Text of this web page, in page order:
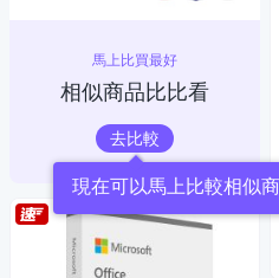
馬上比買最好
相似商品比比看
去比較